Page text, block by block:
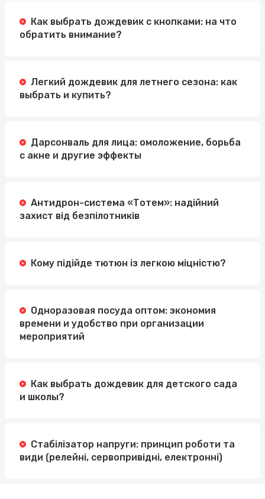
Как выбрать дождевик с кнопками: на что
обратить внимание?
Легкий дождевик для летнего сезона: как
выбрать и купить?
Дарсонваль для лица: омоложение, борьба
с акне и другие эффекты
Антидрон-система «Тотем»: надійний
захист від безпілотників
Кому підійде тютюн із легкою міцністю?
Одноразовая посуда оптом: экономия
времени и удобство при организации
мероприятий
Как выбрать дождевик для детского сада
и школы?
Стабілізатор напруги: принцип роботи та
види (релейні, сервопривідні, електронні)